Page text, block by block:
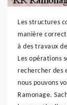
Les structures
manière
à des travaux
Les opérations
rechercher des
nous pouvons
Ramonage.